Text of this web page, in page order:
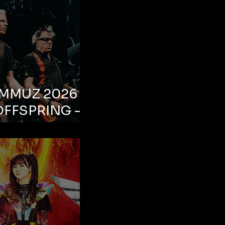
2026 –
–
Life Park